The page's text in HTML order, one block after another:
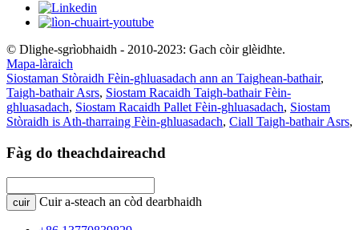
© Dlighe-sgrìobhaidh - 2010-2023: Gach còir glèidhte.
Mapa-làraich
Siostaman Stòraidh Fèin-ghluasadach ann an Taighean-bathair,
Taigh-bathair Asrs, Siostam Racaidh Taigh-bathair Fèin-
ghluasadach, Siostam Racaidh Pallet Fèin-ghluasadach, Siostam
Stòraidh is Ath-tharraing Fèin-ghluasadach, Ciall Taigh-bathair Asrs,
Fàg do theachdaireachd
cuir Cuir a-steach an còd dearbhaidh